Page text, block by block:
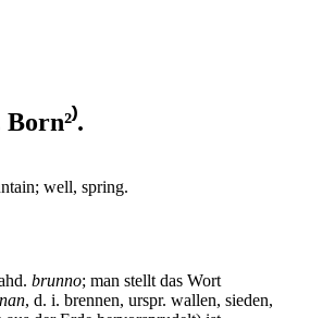
well, spring.
brunno; man stellt das Wort
, d. i. brennen, urspr. wallen, sieden,